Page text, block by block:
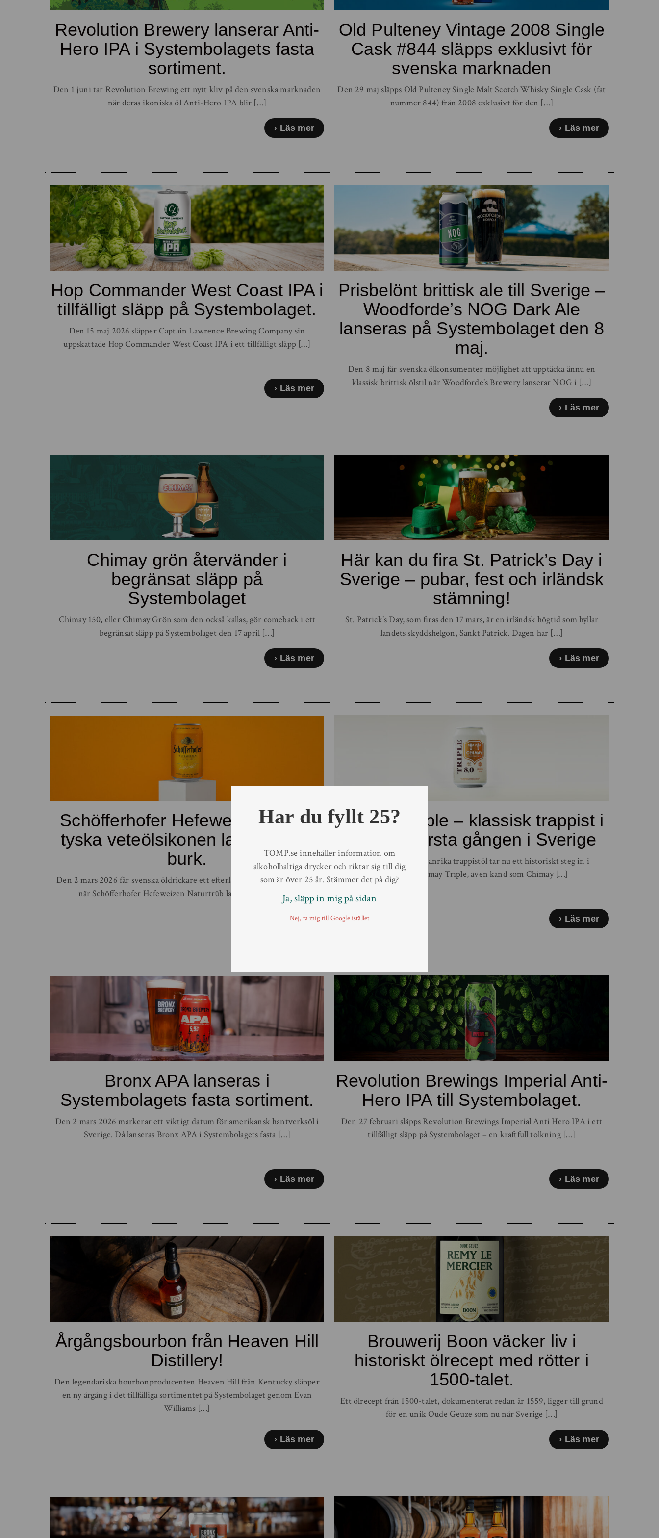
Revolution Brewery lanserar Anti-
Hero IPA i Systembolagets fasta
sortiment.
Den 1 juni tar Revolution Brewing ett nytt kliv på den svenska marknaden
när deras ikoniska öl Anti-Hero IPA blir […]
Läs mer
Old Pulteney Vintage 2008 Single
Cask #844 släpps exklusivt för
svenska marknaden
Den 29 maj släpps Old Pulteney Single Malt Scotch Whisky Single Cask (fat
nummer 844) från 2008 exklusivt för den […]
Läs mer
Hop Commander West Coast IPA i
tillfälligt släpp på Systembolaget.
Den 15 maj 2026 släpper Captain Lawrence Brewing Company sin
uppskattade Hop Commander West Coast IPA i ett tillfälligt släpp […]
Läs mer
Prisbelönt brittisk ale till Sverige –
Woodforde’s NOG Dark Ale
lanseras på Systembolaget den 8
maj.
Den 8 maj får svenska ölkonsumenter möjlighet att upptäcka ännu en
klassisk brittisk ölstil när Woodforde’s Brewery lanserar NOG i […]
Läs mer
Chimay grön återvänder i
begränsat släpp på
Systembolaget
Chimay 150, eller Chimay Grön som den också kallas, gör comeback i ett
begränsat släpp på Systembolaget den 17 april […]
Läs mer
Här kan du fira St. Patrick’s Day i
Sverige – pubar, fest och irländsk
stämning!
St. Patrick’s Day, som firas den 17 mars, är en irländsk högtid som hyllar
landets skyddshelgon, Sankt Patrick. Dagen har […]
Läs mer
Schöfferhofer Hefeweizen – den
tyska veteölsikonen lanseras på
burk.
Den 2 mars 2026 får svenska öldrickare ett efterlängtat tillskott i hyllorna
när Schöfferhofer Hefeweizen Naturtrüb lanseras på 33 cl […]
Läs mer
Chimay Triple – klassisk trappist i
burk för första gången i Sverige
Ett av världens mest anrika trappistöl tar nu ett historiskt steg in i
framtiden. Chimay Triple, även känd som Chimay […]
Läs mer
Bronx APA lanseras i
Systembolagets fasta sortiment.
Den 2 mars 2026 markerar ett viktigt datum för amerikansk hantverksöl i
Sverige. Då lanseras Bronx APA i Systembolagets fasta […]
Läs mer
Revolution Brewings Imperial Anti-
Hero IPA till Systembolaget.
Den 27 februari släpps Revolution Brewings Imperial Anti Hero IPA i ett
tillfälligt släpp på Systembolaget – en kraftfull tolkning […]
Läs mer
Årgångsbourbon från Heaven Hill
Distillery!
Den legendariska bourbonproducenten Heaven Hill från Kentucky släpper
en ny årgång i det tillfälliga sortimentet på Systembolaget genom Evan
Williams […]
Läs mer
Brouwerij Boon väcker liv i
historiskt ölrecept med rötter i
1500-talet.
Ett ölrecept från 1500-talet, dokumenterat redan år 1559, ligger till grund
för en unik Oude Geuze som nu når Sverige […]
Läs mer
Har du fyllt 25?
TOMP.se innehåller information om
alkoholhaltiga drycker och riktar sig till dig
som är över 25 år. Stämmer det på dig?
Ja, släpp in mig på sidan
Nej, ta mig till Google istället